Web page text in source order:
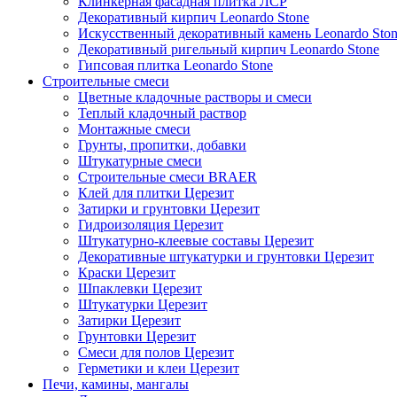
Декоративный кирпич Leonardo Stone
Искусственный декоративный камень Leonardo
Декоративный ригельный кирпич Leonardo Stone
Гипсовая плитка Leonardo Stone
Строительные смеси
Цветные кладочные растворы и смеси
Теплый кладочный раствор
Монтажные смеси
Грунты, пропитки, добавки
Штукатурные смеси
Строительные смеси BRAER
Клей для плитки Церезит
Затирки и грунтовки Церезит
Гидроизоляция Церезит
Штукатурно-клеевые составы Церезит
Декоративные штукатурки и грунтовки Церезит
Краски Церезит
Шпаклевки Церезит
Штукатурки Церезит
Затирки Церезит
Грунтовки Церезит
Смеси для полов Церезит
Герметики и клеи Церезит
Печи, камины, мангалы